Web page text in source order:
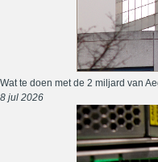
Wat te doen met de 2 miljard van
8 jul 2026